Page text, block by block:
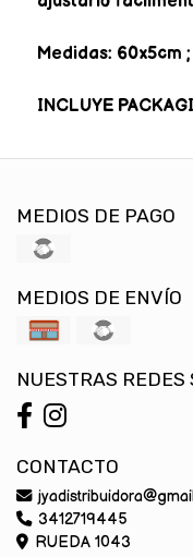
Medidas: 60x5cm
INCLUYE
MEDIOS DE PAGO
MEDIOS DE ENVÍO
NUESTRAS REDES
CONTACTO
3412719445
RUEDA 1043